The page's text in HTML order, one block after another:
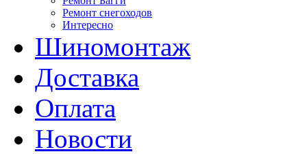
Ремонт снегоходов
Интересно
Шиномонтаж
Доставка
Оплата
Новости